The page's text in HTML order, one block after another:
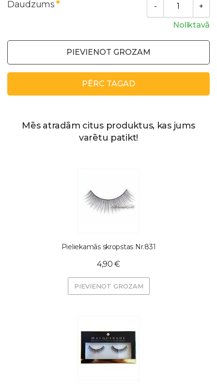
Daudzums
Noliktavā
PIEVIENOT GROZAM
PĒRC TAGAD
Mēs atradām citus produktus, kas jums
varētu patikt!
Pieliekamās skropstas Nr.831
4,90 €
PIEVIENOT GROZAM